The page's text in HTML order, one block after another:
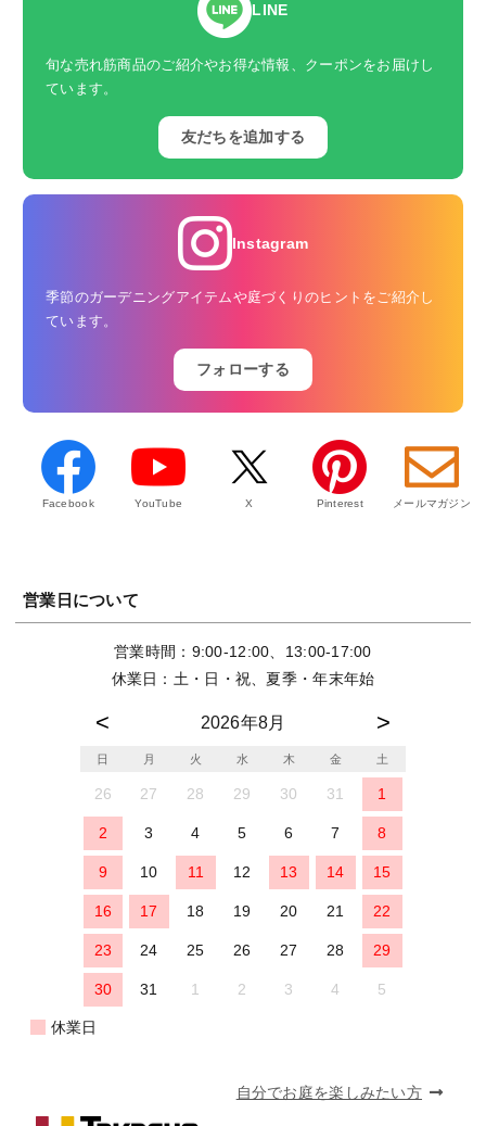
LINE
旬な売れ筋商品のご紹介やお得な情報、クーポンをお届けし
ています。
友だちを追加する
Instagram
季節のガーデニングアイテムや庭づくりのヒントをご紹介し
ています。
フォローする
Facebook YouTube X Pinterest メールマガジン
営業日について
営業時間：9:00-12:00、13:00-17:00
休業日：土・日・祝、夏季・年末年始
2026年8月
日 月 火 水 木 金 土
26 27 28 29 30 31 1
2 3 4 5 6 7 8
9 10 11 12 13 14 15
16 17 18 19 20 21 22
23 24 25 26 27 28 29
30 31 1 2 3 4 5
休業日
自分でお庭を楽しみたい方